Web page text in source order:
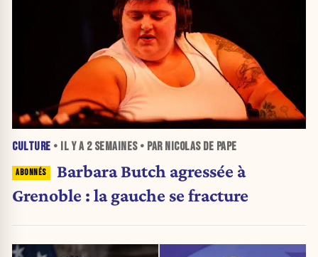
CULTURE • IL Y A 2 SEMAINES• PAR NICOLAS DE PAPE
Barbara Butch agressée à
Grenoble : la gauche se fracture